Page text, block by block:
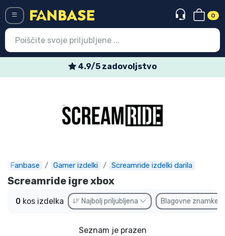
0
4.9/5 zadovoljstvo
Fanbase Gamer izdelki Screamride izdelki darila
Screamride igre xbox
0 kos izdelka Najbolj priljubljena Blagovne znamke
Seznam je prazen
Najnovejsi izdelki
Ekspresna dostava
Prednaročila
Outlet izdelki
Dostava in plačilo